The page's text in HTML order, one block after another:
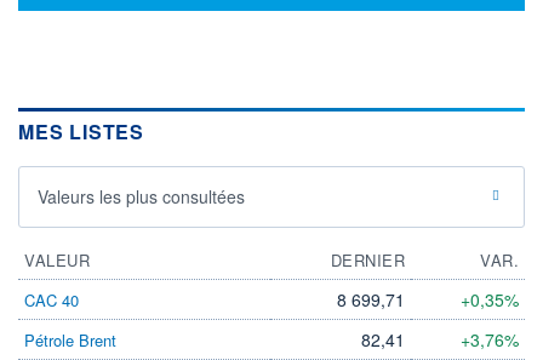
40,5
OUVERTURE
0,000
CLÔTURE VEILLE
VOLUME
5 171
CAPITAL ÉCHANGÉ
06.08.26 / 20:44:20
MES LISTES
Valeurs les plus consultées
VALEUR DERNIER
VAR.
CAC 40
8 699,71 +0,35%
Pétrole Brent 82,41 +3,76%